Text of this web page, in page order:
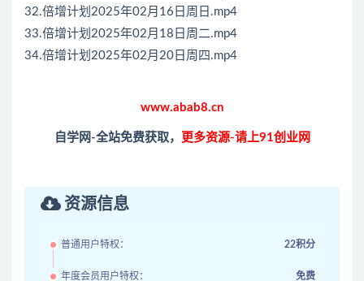
32.倍增计划2025年02月16日周日.mp4
33.倍增计划2025年02月18日周二.mp4
34.倍增计划2025年02月20日周四.mp4
www.abab8.cn
自学网-全站免费获取， 更多资源-请上91创业网
资源信息
普通用户特权： 22积分
年度会员用户特权： 免费